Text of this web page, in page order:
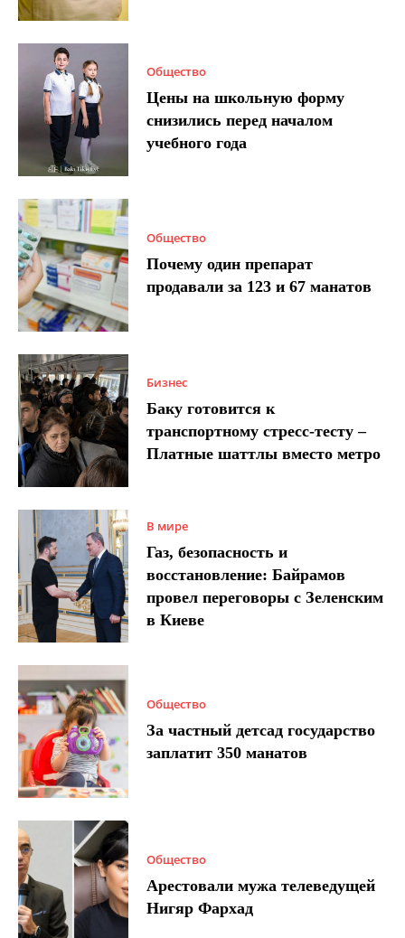
Общество
Цены на школьную форму
снизились перед началом
учебного года
Общество
Почему один препарат
продавали за 123 и 67 манатов
Бизнес
Баку готовится к
транспортному стресс-тесту –
Платные шаттлы вместо метро
В мире
Газ, безопасность и
восстановление: Байрамов
провел переговоры с Зеленским
в Киеве
Общество
За частный детсад государство
заплатит 350 манатов
Общество
Арестовали мужа телеведущей
Нигяр Фархад